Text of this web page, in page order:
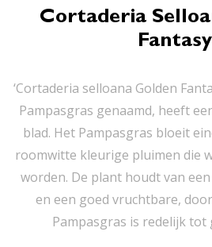
Cortaderia
‘Cortaderia selloana Golden
Pampasgras genaamd, heeft
blad. Het Pampasgras bloeit
roomwitte kleurige pluimen die
worden. De plant houdt van
en een goed vruchtbare,
Pampasgras is redelijk tot